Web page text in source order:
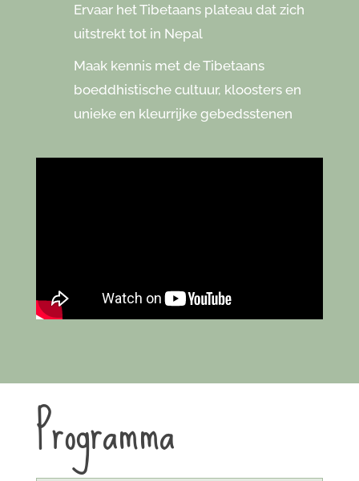
Ervaar het Tibetaans plateau dat zich
uitstrekt tot in Nepal
Maak kennis met de Tibetaans
boeddhistische cultuur, kloosters en
unieke en kleurrijke gebedsstenen
Programma